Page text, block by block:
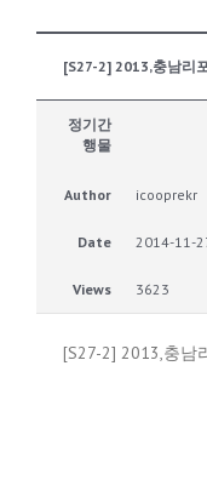
[S27-2] 2013,충남리
정기간
행물
Author icooprekr
Date 2014-11-
Views 3623
[S27-2] 2013,충남